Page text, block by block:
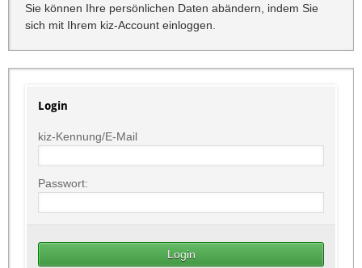
Sie können Ihre persönlichen Daten abändern, indem Sie
sich mit Ihrem kiz-Account einloggen.
Login
kiz-Kennung/E-Mail
Passwort: